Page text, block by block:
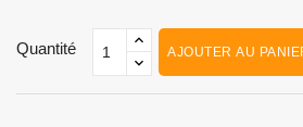
Quantité AJOUTER AU